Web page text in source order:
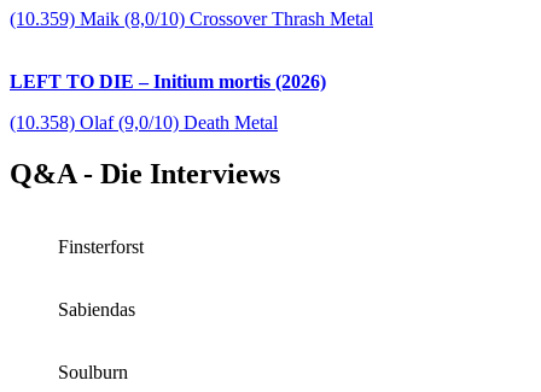
(10.359) Maik (8,0/10) Crossover Thrash Metal
LEFT TO DIE – Initium mortis (2026)
(10.358) Olaf (9,0/10) Death Metal
Q&A - Die Interviews
Finsterforst
Sabiendas
Soulburn